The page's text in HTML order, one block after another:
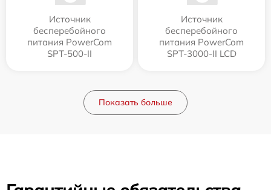
Источник
бесперебойного
питания PowerCom
SPT-500-II
Источник
бесперебойного
питания PowerCom
SPT-3000-II LCD
Показать больше